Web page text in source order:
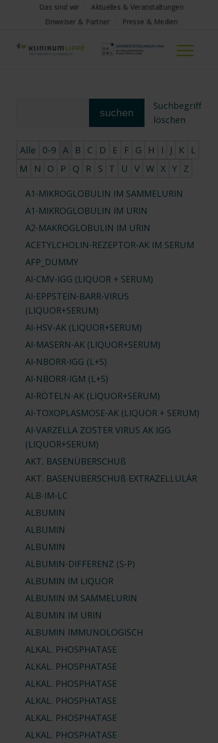
Das sind wir
Aktuelles & Veranstaltungen
Einweiser & Partner
Presse & Medien
suchen
Suchbegriff
löschen
Alle 0-9 A B C D E F G H I J K
L
M
N O P Q R S T U V W X Y Z
A1-MIKROGLOBULIN IM SAMMELURIN
A1-MIKROGLOBULIN IM URIN
A2-MAKROGLOBULIN IM URIN
ACETYLCHOLIN-REZEPTOR-AK IM SERUM
AFP_DUMMY
AI-CMV-IGG (LIQUOR + SERUM)
AI-EPPSTEIN-BARR-VIRUS
(LIQUOR+SERUM)
AI-HSV-AK (LIQUOR+SERUM)
AI-MASERN-AK (LIQUOR+SERUM)
AI-NBORR-IGG (L+S)
AI-NBORR-IGM (L+S)
AI-RÖTELN-AK (LIQUOR+SERUM)
AI-TOXOPLASMOSE-AK (LIQUOR + SERUM)
AI-VARZELLA ZOSTER VIRUS AK IGG
(LIQUOR+SERUM)
AKT. BASENÜBERSCHUß
AKT. BASENÜBERSCHUß EXTRAZELLULÄR
ALB-IM-LC
ALBUMIN
ALBUMIN
ALBUMIN
ALBUMIN-DIFFERENZ (S-P)
ALBUMIN IM LIQUOR
ALBUMIN IM SAMMELURIN
ALBUMIN IM URIN
ALBUMIN IMMUNOLOGISCH
ALKAL. PHOSPHATASE
ALKAL. PHOSPHATASE
ALKAL. PHOSPHATASE
ALKAL. PHOSPHATASE
ALKAL. PHOSPHATASE
ALKAL. PHOSPHATASE